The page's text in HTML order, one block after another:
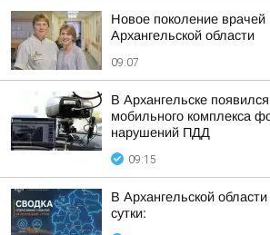
Новое поколение врачей
Архангельской области
09:07
В Архангельске
мобильного комплекса
нарушений ПДД
09:15
В Архангельской
сутки: